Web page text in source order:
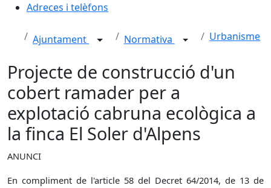
Adreces i telèfons
Ajuntament Normativa Urbanisme
Projecte de construcció d'un
cobert ramader per a
explotació cabruna ecològica a
la finca El Soler d'Alpens
ANUNCI
En compliment de l'article 58 del Decret 64/2014, de 13 de